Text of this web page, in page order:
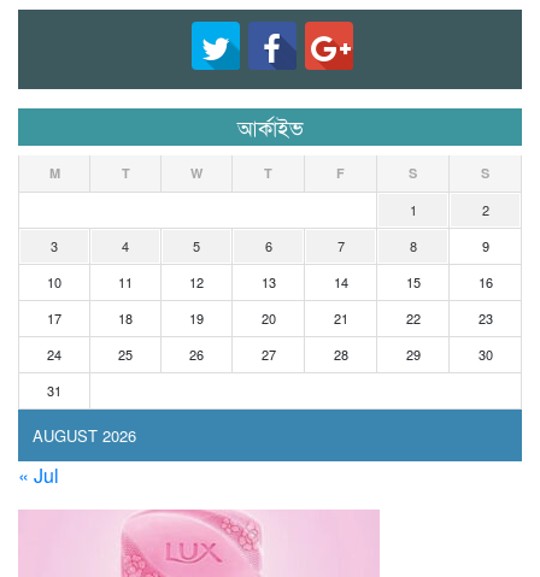
আর্কাইভ
AUGUST 2026
M T W T F S S
1
2
3
4 5 6 7 8
9
10
11 12 13 14 15
16
17
18 19 20 21 22
23
24
25 26 27 28 29
30
31
« Jul